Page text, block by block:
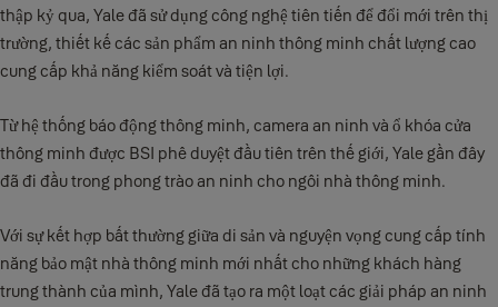
thập kỷ qua, Yale đã sử dụng công nghệ tiên tiến để đổi mới trên thị
trường, thiết kế các sản phẩm an ninh thông minh chất lượng cao
cung cấp khả năng kiểm soát và tiện lợi.
Từ hệ thống báo động thông minh, camera an ninh và ổ khóa cửa
thông minh được BSI phê duyệt đầu tiên trên thế giới, Yale gần đây
đã đi đầu trong phong trào an ninh cho ngôi nhà thông minh.
Với sự kết hợp bất thường giữa di sản và nguyện vọng cung cấp tính
năng bảo mật nhà thông minh mới nhất cho những khách hàng
trung thành của mình, Yale đã tạo ra một loạt các giải pháp an ninh